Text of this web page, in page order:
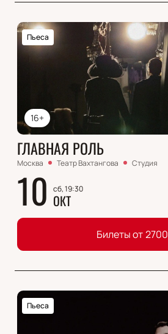
16+
Пьеса
ГЛАВНАЯ РОЛЬ
Москва Театр Вахтангова Студия
10 сб, 19:30
ОКТ
Билеты от 2700
Пьеса